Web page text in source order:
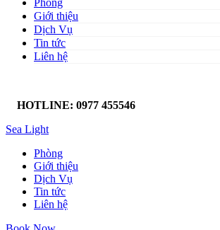
Giới thiệu
Dịch Vụ
Tin tức
Liên hệ
HOTLINE: 0977 455546
Sea Light
Phòng
Giới thiệu
Dịch Vụ
Tin tức
Liên hệ